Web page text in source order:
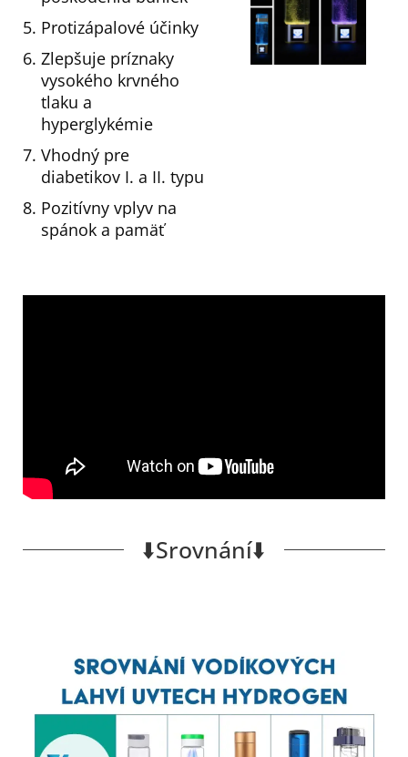
Protizápalové účinky
Zlepšuje príznaky
vysokého krvného
tlaku a
hyperglykémie
Vhodný pre
diabetikov I. a II. typu
Pozitívny vplyv na
spánok a pamäť
⬇️Srovnání⬇️